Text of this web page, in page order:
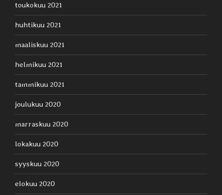
toukokuu 2021
huhtikuu 2021
maaliskuu 2021
helmikuu 2021
tammikuu 2021
joulukuu 2020
marraskuu 2020
lokakuu 2020
syyskuu 2020
elokuu 2020